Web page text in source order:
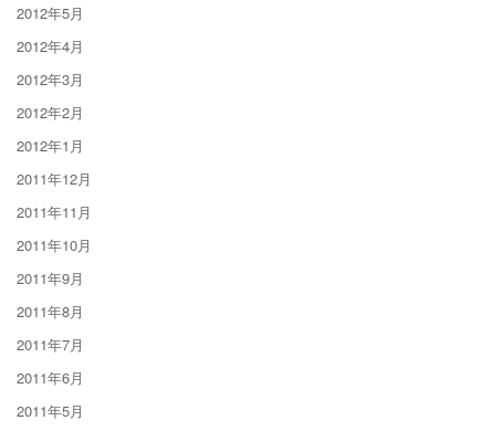
2012年5月
2012年4月
2012年3月
2012年2月
2012年1月
2011年12月
2011年11月
2011年10月
2011年9月
2011年8月
2011年7月
2011年6月
2011年5月